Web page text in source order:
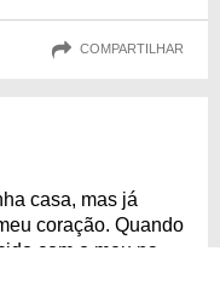
COMPARTILHAR
casa, mas já
coração. Quando
com o meu na